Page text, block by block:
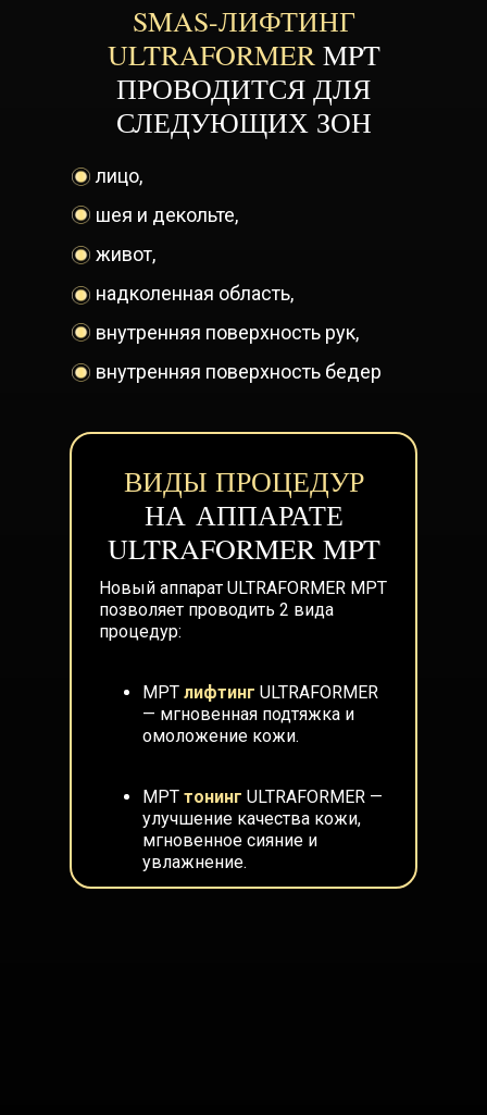
лицо,
шея и декольте,
живот,
надколенная область,
внутренняя поверхность рук,
внутренняя поверхность бедер
SMAS-ЛИФТИНГ
ULTRAFORMER MPT
ПРОВОДИТСЯ ДЛЯ
СЛЕДУЮЩИХ ЗОН
ВИДЫ ПРОЦЕДУР
НА АППАРАТЕ
ULTRAFORMER MPT
Новый аппарат ULTRAFORMER MPT
позволяет проводить 2 вида
процедур:
MPT лифтинг ULTRAFORMER
— мгновенная подтяжка и
омоложение кожи.
MPT тонинг ULTRAFORMER —
улучшение качества кожи,
мгновенное сияние и
увлажнение.